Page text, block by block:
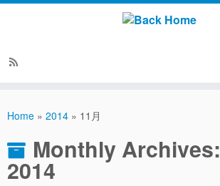
Home » 2014 » 11月
Monthly Archives:
2014